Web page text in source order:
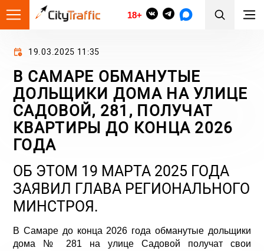
18+
19.03.2025 11:35
В САМАРЕ ОБМАНУТЫЕ
ДОЛЬЩИКИ ДОМА НА УЛИЦЕ
САДОВОЙ, 281, ПОЛУЧАТ
КВАРТИРЫ ДО КОНЦА 2026
ГОДА
ОБ ЭТОМ 19 МАРТА 2025 ГОДА
ЗАЯВИЛ ГЛАВА РЕГИОНАЛЬНОГО
МИНСТРОЯ.
В Самаре до конца 2026 года обманутые дольщики
дома № 281 на улице Садовой получат свои